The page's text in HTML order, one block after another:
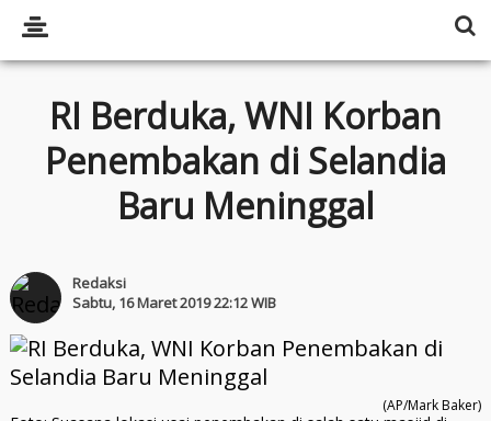
RI Berduka, WNI Korban
Penembakan di Selandia
Baru Meninggal
Redaksi
Sabtu, 16 Maret 2019 22:12 WIB
(AP/Mark Baker)